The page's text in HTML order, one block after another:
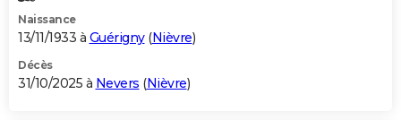
Naissance
13/11/1933 à Guérigny(Nièvre)
Décès
31/10/2025 à Nevers (Nièvre)